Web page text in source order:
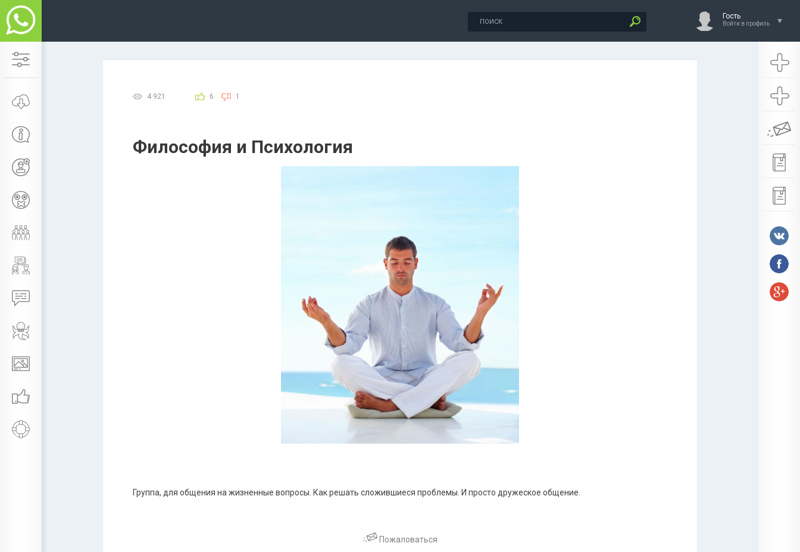
Гость
Войти в профиль
4 921 6 1
Философия и Психология
Группа, для общения на жизненные вопросы. Как решать сложившиеся проблемы. И просто дружеское общение.
Пожаловаться